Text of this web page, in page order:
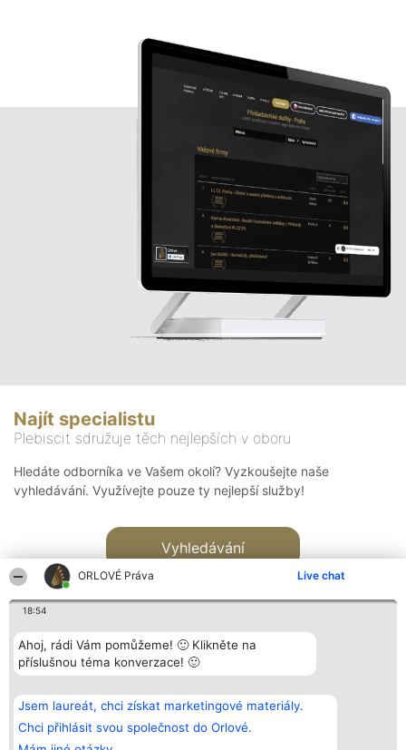
ORLOVÉ Práva Live chat
18:54
Ahoj, rádi Vám pomůžeme! 🙂 Klikněte na
příslušnou téma konverzace! 🙂
Jsem laureát, chci získat marketingové materiály.
Chci přihlásit svou společnost do Orlové.
Najít specialistu
Plebiscit sdružuje těch nejlepších v oboru
Hledáte odborníka ve Vašem okolí? Vyzkoušejte naše
vyhledávání. Využívejte pouze ty nejlepší služby!
Vyhledávání
Bright Side Solutions sp. z o.
o. sp. k.
ul. Ruska 22
Wrocław 50-079
Vítězové
Seznam všech
laureátů
Zásady
Kontakt